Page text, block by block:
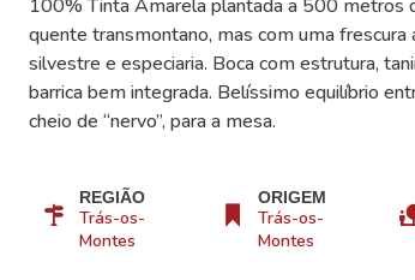
100% Tinta Amarela plantada a 500 metros
quente transmontano, mas com uma
silvestre e especiaria. Boca com estrutura,
barrica bem integrada. Belíssimo equilíbrio
cheio de “nervo”, para a mesa.
REGIÃO
Trás-os-
Montes
ORIGEM
Trás-os-
Montes